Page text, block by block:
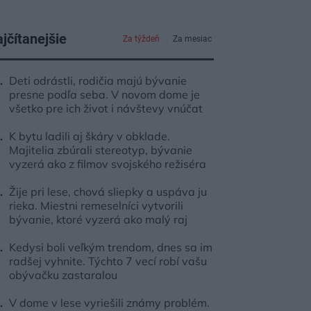
Za týždeň Za mesiac
Deti odrástli, rodičia majú bývanie
presne podľa seba. V novom dome je
všetko pre ich život i návštevy vnúčat
K bytu ladili aj škáry v obklade.
Majitelia zbúrali stereotyp, bývanie
vyzerá ako z filmov svojského režiséra
Žije pri lese, chová sliepky a uspáva ju
rieka. Miestni remeselníci vytvorili
bývanie, ktoré vyzerá ako malý raj
Kedysi boli veľkým trendom, dnes sa im
radšej vyhnite. Týchto 7 vecí robí vašu
obývačku zastaralou
V dome v lese vyriešili známy problém.